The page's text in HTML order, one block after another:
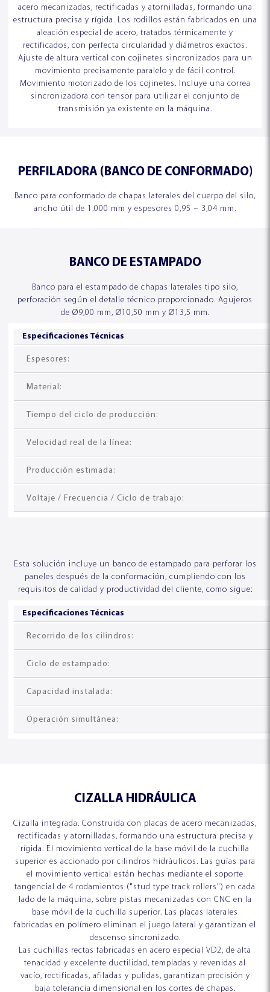
DESENROLLADORES
ESQUADROS DUAL®
ESQUADROS®
acero mecanizadas, rectificadas y atornilladas, formando una
estructura precisa y rígida. Los rodillos están fabricados en una
aleación especial de acero, tratados térmicamente y
rectificados, con perfecta circularidad y diámetros exactos.
Ajuste de altura vertical con cojinetes sincronizados para un
movimiento precisamente paralelo y de fácil control.
Movimiento motorizado de los cojinetes. Incluye una correa
sincronizadora con tensor para utilizar el conjunto de
transmisión ya existente en la máquina.
PERFILADORA (BANCO DE CONFORMADO)
Banco para conformado de chapas laterales del cuerpo del silo,
ancho útil de 1.000 mm y espesores 0,95 ~ 3,04 mm.
BANCO DE ESTAMPADO
Banco para el estampado de chapas laterales tipo silo,
perforación según el detalle técnico proporcionado. Agujeros
de Ø9,00 mm, Ø10,50 mm y Ø13,5 mm.
Especificaciones Técnicas
Espesores:
Material:
Tiempo del ciclo de producción:
Velocidad real de la línea:
Producción estimada:
Voltaje / Frecuencia / Ciclo de trabajo:
Esta solución incluye un banco de estampado para perforar los
paneles después de la conformación, cumpliendo con los
requisitos de calidad y productividad del cliente, como sigue:
Especificaciones Técnicas
Recorrido de los cilindros:
Ciclo de estampado:
Capacidad instalada:
Operación simultánea:
CIZALLA HIDRÁULICA
Cizalla integrada. Construida con placas de acero mecanizadas,
rectificadas y atornilladas, formando una estructura precisa y
rígida. El movimiento vertical de la base móvil de la cuchilla
superior es accionado por cilindros hidráulicos. Las guías para
el movimiento vertical están hechas mediante el soporte
tangencial de 4 rodamientos ("stud type track rollers") en cada
lado de la máquina, sobre pistas mecanizadas con CNC en la
base móvil de la cuchilla superior. Las placas laterales
fabricadas en polímero eliminan el juego lateral y garantizan el
descenso sincronizado.
Las cuchillas rectas fabricadas en acero especial VD2, de alta
tenacidad y excelente ductilidad, templadas y revenidas al
vacío, rectificadas, afiladas y pulidas, garantizan precisión y
baja tolerancia dimensional en los cortes de chapas.